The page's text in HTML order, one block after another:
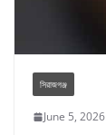
সিরাজগঞ্জ
June 5, 2026